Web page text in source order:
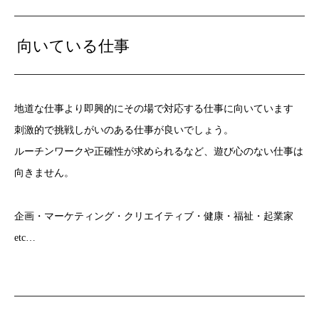
向いている仕事
地道な仕事より即興的にその場で対応する仕事に向いています
刺激的で挑戦しがいのある仕事が良いでしょう。
ルーチンワークや正確性が求められるなど、遊び心のない仕事は
向きません。
企画・マーケティング・クリエイティブ・健康・福祉・起業家
etc…